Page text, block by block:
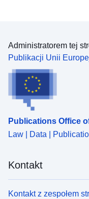
Administratorem tej
Publikacji Unii
Publications Office
Law | Data |
Kontakt
Kontakt z zespołem